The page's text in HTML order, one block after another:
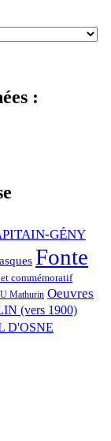
:
GÉNY
Fonte
commémoratif
Mathurin Oeuvres
(vers 1900)
D'OSNE